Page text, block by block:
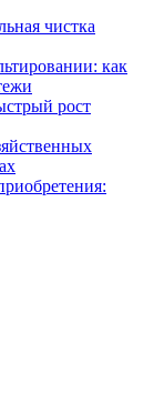
чистка
как
рост